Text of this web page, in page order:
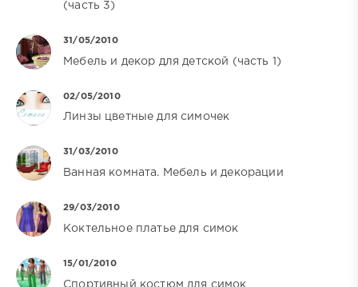
(часть 3)
31/05/2010
Мебель и декор для детской (часть 1)
02/05/2010
Линзы цветные для симочек
31/03/2010
Ванная комната. Мебель и декорации
29/03/2010
Коктельное платье для симок
15/01/2010
Спортивный костюм для симок